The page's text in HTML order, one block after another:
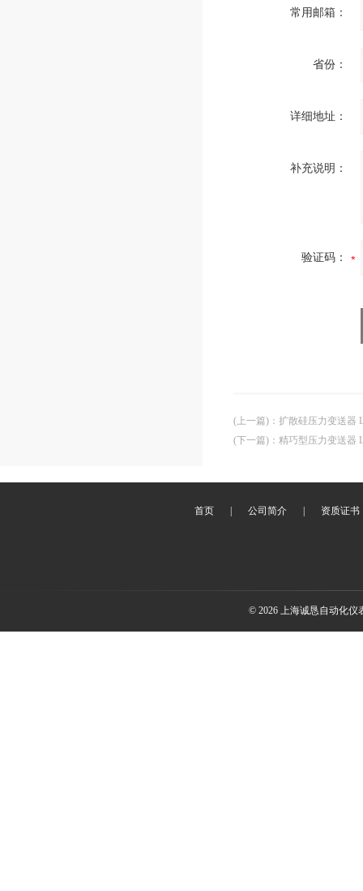
常用邮箱：
省份：
详细地址：
补充说明：
验证码：
(上一篇) ： 扩散硅压力变送器
(下一篇) ： 精巧型压力变送器
首页 公司简介 资质证书
© 2026 上海诚恳自动化仪